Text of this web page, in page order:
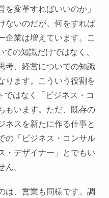
変革すればいいのか」
ないのだが、何をすれば
企業は増えています。こ
の知識だけではなく、
考、経営についての知識
ります。こういう役割を
ではなく「ビジネス・コ
もいます。ただ、既存の
ネスを新たに作る仕事と
の「ビジネス・コンサル
・デザイナー」とでもい
ん。
は、営業も同様です。調